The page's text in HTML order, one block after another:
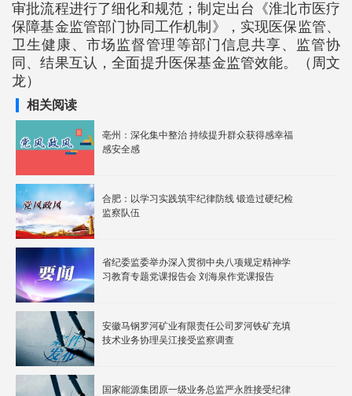
审批流程进行了细化和规范；制定出台《淮北市医疗
保障基金监管部门协同工作机制》，实现医保监管、
卫生健康、市场监督管理等部门信息共享、监管协
同、结果互认，全面提升医保基金监管效能。（周文
龙）
相关阅读
亳州：深化集中整治 持续提升群众获得感幸福
感安全感
合肥：以学习实践筑牢纪律防线 锻造过硬纪检
监察队伍
省纪委监委举办深入贯彻中央八项规定精神学
习教育专题党课报告会 刘海泉作党课报告
安徽马钢罗河矿业有限责任公司罗河铁矿充填
技术业务协理吴江接受监察调查
国家能源集团原一级业务总监严永胜接受纪律